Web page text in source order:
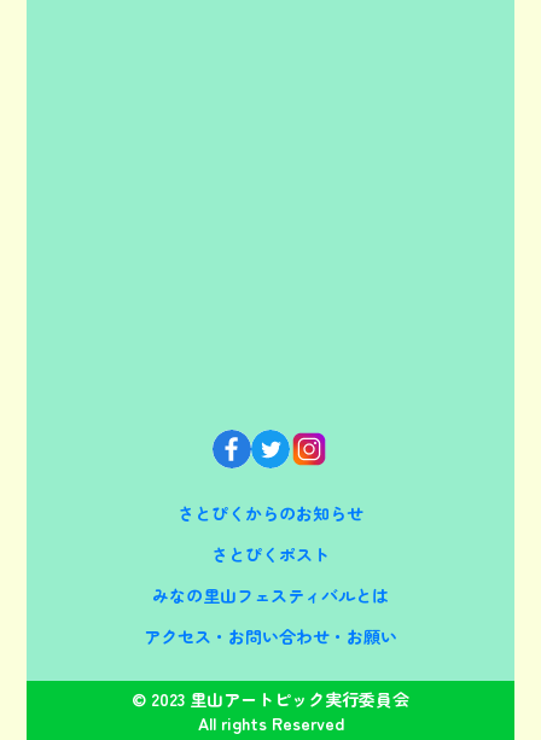
さとぴくからのお知らせ
さとぴくポスト
みなの里山フェスティバルとは
アクセス・お問い合わせ・お願い
© 2023 里山アートピック実行委員会
All rights Reserved